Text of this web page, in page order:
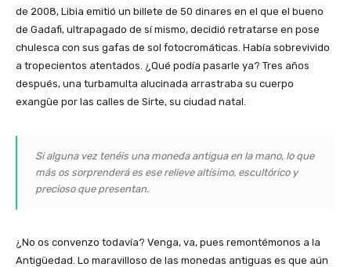
de 2008, Libia emitió un billete de 50 dinares en el que el bueno
de Gadafi, ultrapagado de sí mismo, decidió retratarse en pose
chulesca con sus gafas de sol fotocromáticas. Había sobrevivido
a tropecientos atentados. ¿Qué podía pasarle ya? Tres años
después, una turbamulta alucinada arrastraba su cuerpo
exangüe por las calles de Sirte, su ciudad natal.
Si alguna vez tenéis una moneda antigua en la mano, lo que
más os sorprenderá es ese relieve altísimo, escultórico y
precioso que presentan.
¿No os convenzo todavía? Venga, va, pues remontémonos a la
Antigüedad. Lo maravilloso de las monedas antiguas es que aún